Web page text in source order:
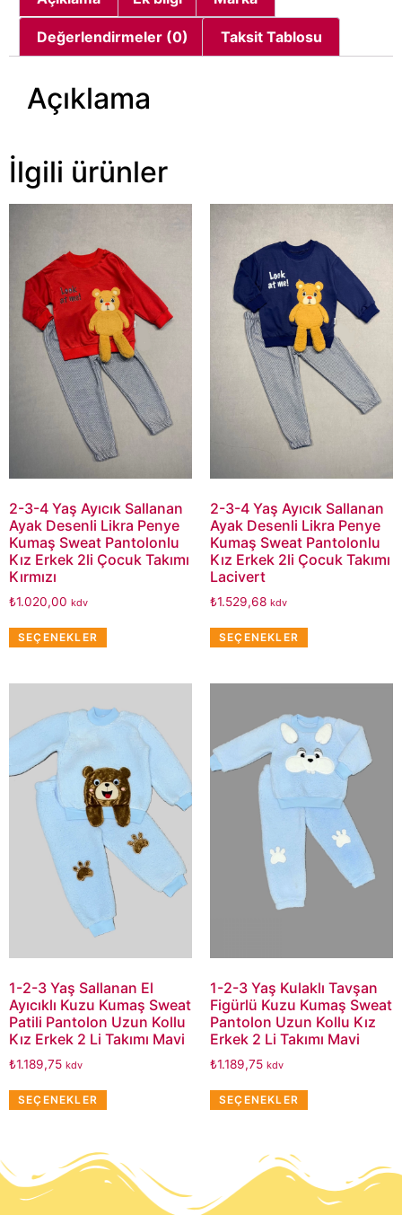
Değerlendirmeler (0) Taksit Tablosu
Açıklama
İlgili ürünler
2-3-4 Yaş Ayıcık Sallanan
Ayak Desenli Likra Penye
Kumaş Sweat Pantolonlu
Kız Erkek 2li Çocuk Takımı
Kırmızı
₺1.020,00 kdv
SEÇENEKLER
2-3-4 Yaş Ayıcık Sallanan
Ayak Desenli Likra Penye
Kumaş Sweat Pantolonlu
Kız Erkek 2li Çocuk Takımı
Lacivert
₺1.529,68 kdv
SEÇENEKLER
1-2-3 Yaş Sallanan El
Ayıcıklı Kuzu Kumaş Sweat
Patili Pantolon Uzun Kollu
Kız Erkek 2 Li Takımı Mavi
₺1.189,75 kdv
SEÇENEKLER
1-2-3 Yaş Kulaklı Tavşan
Figürlü Kuzu Kumaş Sweat
Pantolon Uzun Kollu Kız
Erkek 2 Li Takımı Mavi
₺1.189,75 kdv
SEÇENEKLER